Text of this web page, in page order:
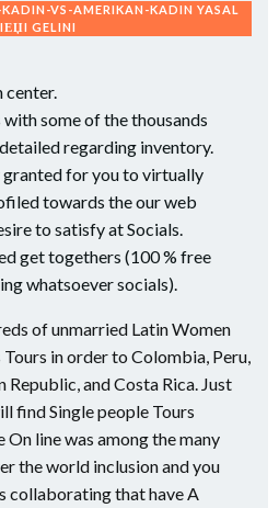
VS-AMERIKAN-KADIN YASAL
GELINI
some of the thousands
regarding inventory.
for you to virtually
towards the our web
to satisfy at Socials.
get togethers (100 % free
whatsoever socials).
of unmarried Latin Women
in order to Colombia, Peru,
and Costa Rica. Just
find Single people Tours
line was among the many
the world inclusion and you
collaborating that have A